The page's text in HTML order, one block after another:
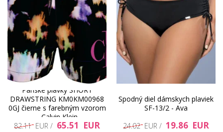
Pánske plavky SHORT
DRAWSTRING KM0KM00968
0GJ čierne s farebným vzorom
- Calvin Klein
82.11 EUR / 65.51 EUR
Spodný diel dámskych plaviek
SF-13/2 - Ava
24.02 EUR / 19.86 EUR